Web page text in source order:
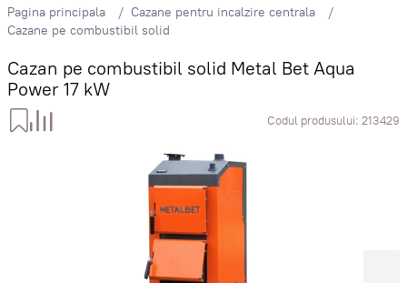
Pagina principala
Cazane pentru incalzire centrala
Cazane pe combustibil solid
Cazan pe combustibil solid Metal Bet Aqua
Power 17 kW
Codul produsului: 213429